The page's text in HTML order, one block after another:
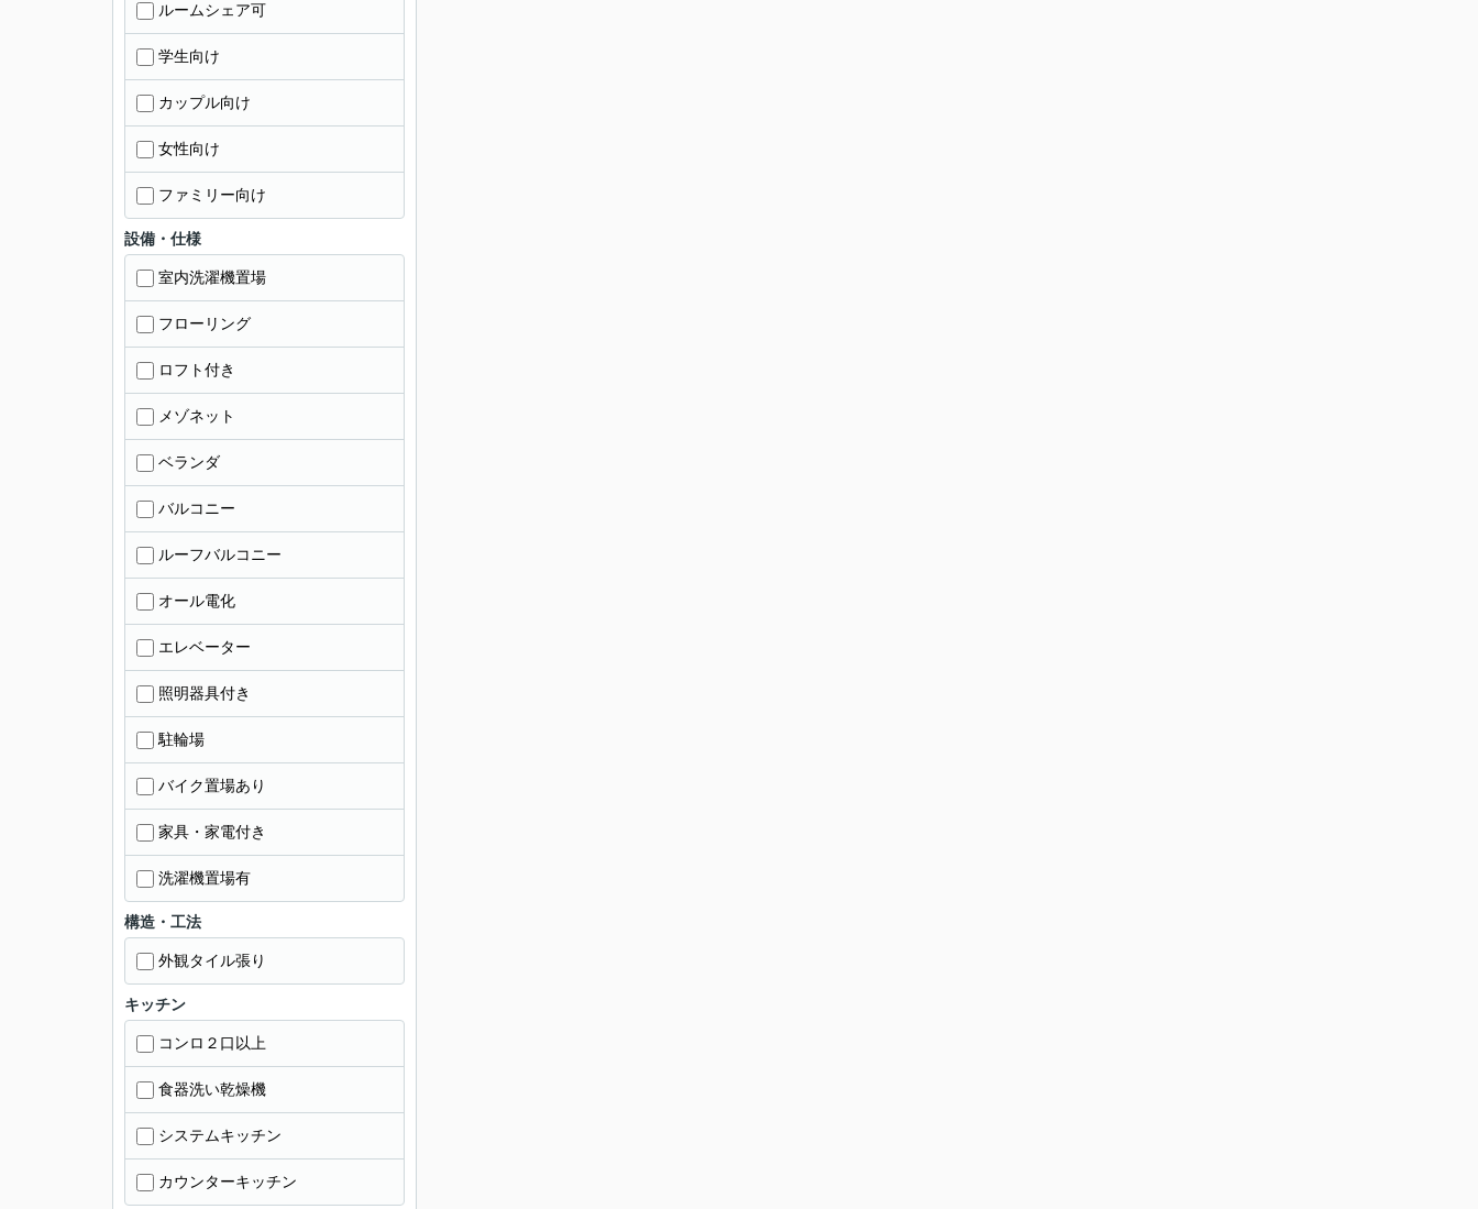
ルームシェア可
学生向け
カップル向け
女性向け
ファミリー向け
設備・仕様
室内洗濯機置場
フローリング
ロフト付き
メゾネット
ベランダ
バルコニー
ルーフバルコニー
オール電化
エレベーター
照明器具付き
駐輪場
バイク置場あり
家具・家電付き
洗濯機置場有
構造・工法
外観タイル張り
キッチン
コンロ２口以上
食器洗い乾燥機
システムキッチン
カウンターキッチン